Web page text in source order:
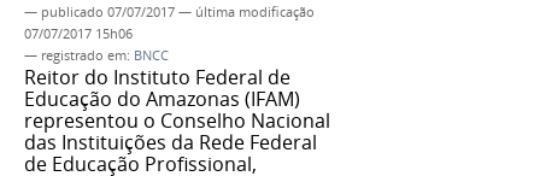
— publicado 07/07/2017 — última modificação
07/07/2017 15h06
— registrado em: BNCC
Reitor do Instituto Federal de
Educação do Amazonas (IFAM)
representou o Conselho Nacional
das Instituições da Rede Federal
de Educação Profissional,